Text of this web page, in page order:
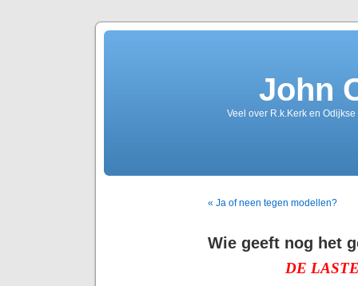
John
Veel over R.k.Kerk en
« Ja of neen tegen modellen?
Wie geeft nog het
DE